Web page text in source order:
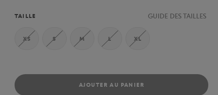
TAILLE GUIDE DES TAILLES
XS S M L XL
AJOUTER AU PANIER